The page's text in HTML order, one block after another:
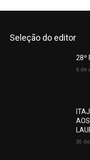
Seleção do editor
28º
6 de
30